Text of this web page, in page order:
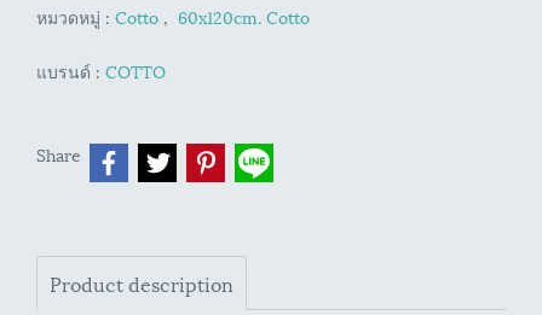
หมวดหมู่ : Cotto , 60x120cm. Cotto
แบรนด์ : COTTO
Share
Product description